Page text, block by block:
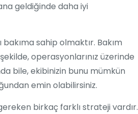
geldiğinde daha iyi
sahip olmaktır. Bakım
operasyonlarınız üzerinde
bile, ekibinizin bunu mümkün
emin olabilirsiniz.
birkaç farklı strateji vardır.